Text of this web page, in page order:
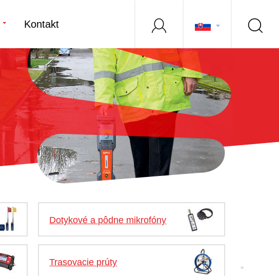
Kontakt
Dotykové a pôdne mikrofóny
Trasovacie prúty